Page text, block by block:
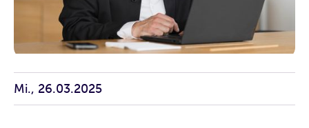
Mi., 26.03.2025